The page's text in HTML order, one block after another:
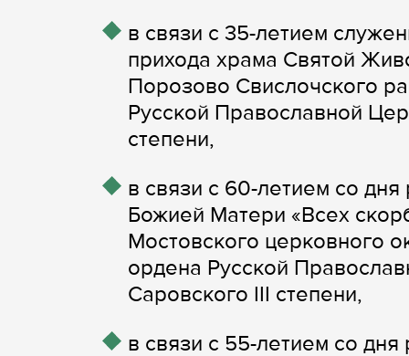
в связи с 35-летием
прихода храма Святой
Порозово Свислочского
Русской Православной
степени,
в связи с 60-летием со
Божией Матери «Всех
Мостовского церковного
ордена Русской
Саровского III степени,
в связи с 55-летием со